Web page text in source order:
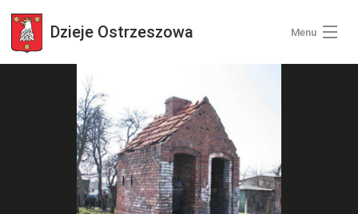
Dzieje Ostrzeszowa Menu
Wszystkie zdjęcia
Kategorie zdjęć
Zaloguj się